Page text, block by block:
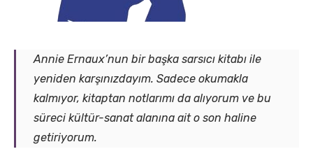
Annie Ernaux’nun bir başka sarsıcı kitabı ile
yeniden karşınızdayım. Sadece okumakla
kalmıyor, kitaptan notlarımı da alıyorum ve bu
süreci kültür-sanat alanına ait o son haline
getiriyorum.